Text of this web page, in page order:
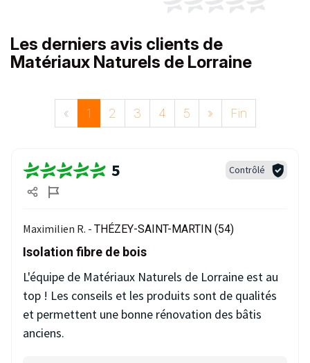
Les derniers avis clients de
Matériaux Naturels de Lorraine
« 1 2 3 4 5 » Fin
5 Contrôlé
Maximilien R. - THÉZEY-SAINT-MARTIN (54)
Isolation fibre de bois
L'équipe de Matériaux Naturels de Lorraine est au
top ! Les conseils et les produits sont de qualités
et permettent une bonne rénovation des bâtis
anciens.